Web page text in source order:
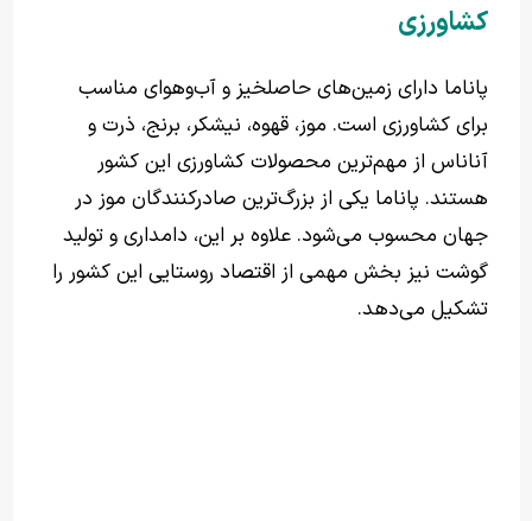
کشاورزی
پاناما دارای زمین‌های حاصلخیز و آب‌وهوای مناسب
برای کشاورزی است. موز، قهوه، نیشکر، برنج، ذرت و
آناناس از مهم‌ترین محصولات کشاورزی این کشور
هستند. پاناما یکی از بزرگ‌ترین صادرکنندگان موز در
جهان محسوب می‌شود. علاوه بر این، دامداری و تولید
گوشت نیز بخش مهمی از اقتصاد روستایی این کشور را
تشکیل می‌دهد.